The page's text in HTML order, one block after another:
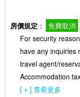
房價規定 ： 免費取消
For security
have any inquiries
travel agent/
Accommodation
[ + ] 查看更多